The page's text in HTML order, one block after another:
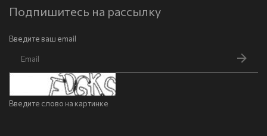
Подпишитесь на рассылку
Введите ваш email
Введите слово на картинке